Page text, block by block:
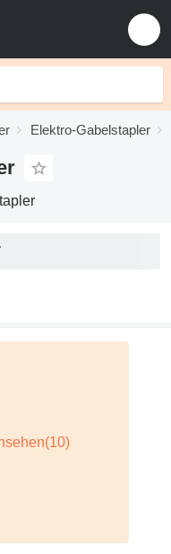
Elektro-Gabelstapler